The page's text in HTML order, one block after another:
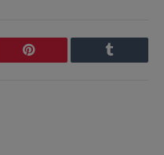
Pinterest Tumblr